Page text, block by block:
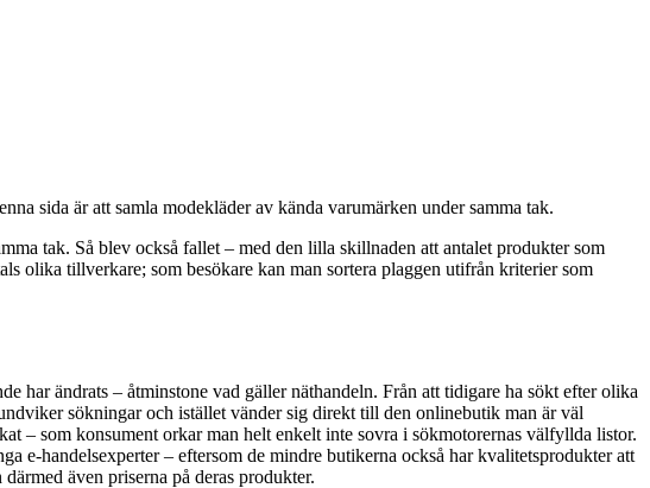
sida är att samla modekläder av kända varumärken under samma tak.
tak. Så blev också fallet – med den lilla skillnaden att antalet produkter som
olika tillverkare; som besökare kan man sortera plaggen utifrån kriterier som
har ändrats – åtminstone vad gäller näthandeln. Från att tidigare ha sökt efter olika
sökningar och istället vänder sig direkt till den onlinebutik man är väl
– som konsument orkar man helt enkelt inte sovra i sökmotorernas välfyllda listor.
e-handelsexperter – eftersom de mindre butikerna också har kvalitetsprodukter att
även priserna på deras produkter.